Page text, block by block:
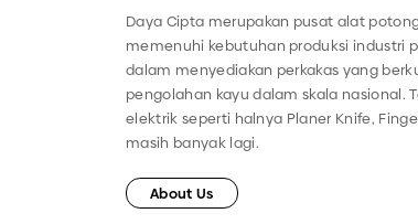
Daya Cipta merupakan pusat alat
memenuhi kebutuhan produksi industri
dalam menyediakan perkakas yang
pengolahan kayu dalam skala nasional.
elektrik seperti halnya Planer Knife,
masih banyak lagi.
About Us